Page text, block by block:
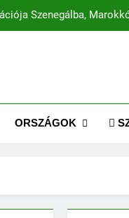
Szenegálba,
az intelligens
ORSZÁGOK